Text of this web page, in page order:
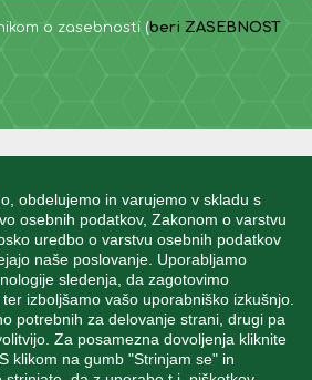
obdelujemo in varujemo v skladu s
osebnih podatkov, Zakonom o varstvu
uredbo o varstvu osebnih podatkov
naše poslovanje. Uporabljamo
sledenja, da zagotovimo
izboljšamo vašo uporabniško izkušnjo.
potrebnih za delovanje strani, drugi pa
Za posamezna dovoljenja kliknite
klikom na gumb "Strinjam se" in
o zasebnosti (beri ZASEBNOST
MOJ RAČUN
ZA STRANKE